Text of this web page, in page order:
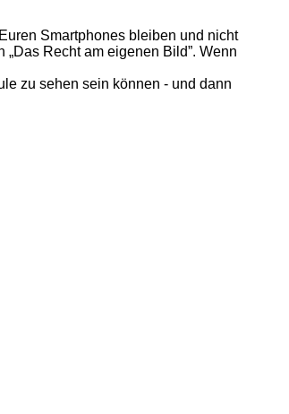
Smartphones bleiben und nicht
„Das Recht am eigenen Bild”. Wenn
zu sehen sein können - und dann